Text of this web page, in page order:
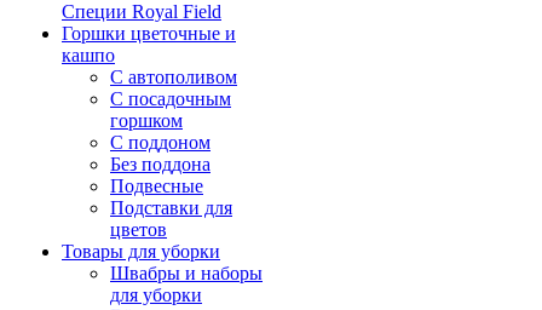
Специи Royal Field
Горшки цветочные и
кашпо
С автополивом
С посадочным
горшком
С поддоном
Без поддона
Подвесные
Подставки для
цветов
Товары для уборки
Швабры и наборы
для уборки